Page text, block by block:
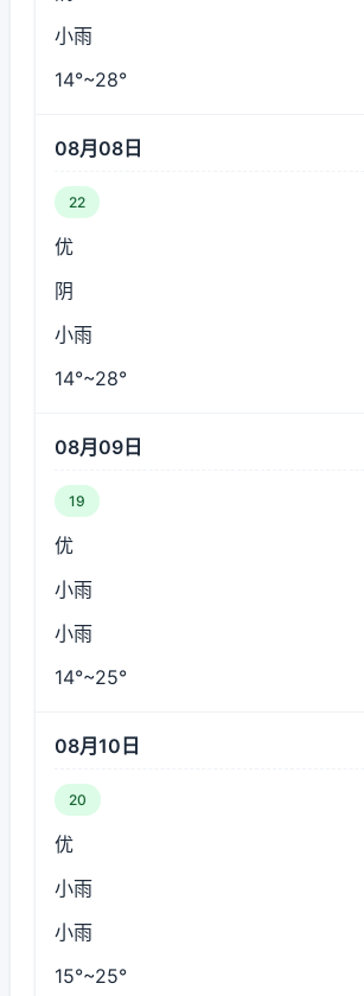
小雨
14°~28°
08月08日
22
优
阴
小雨
14°~28°
08月09日
19
优
小雨
小雨
14°~25°
08月10日
20
优
小雨
小雨
15°~25°